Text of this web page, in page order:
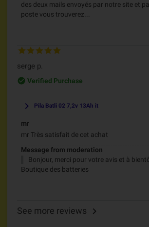
des deux mails envoyés par notre site et
poste vous trouverez...
serge p.
check_circle_outline
Verified Purchase
keyboard_arrow_right Pila Batli 02 7,2v 13Ah it
mr
mr Très satisfait de cet achat
Message from moderation
Bonjour, merci pour votre avis et à
Boutique des batteries
See more reviews 